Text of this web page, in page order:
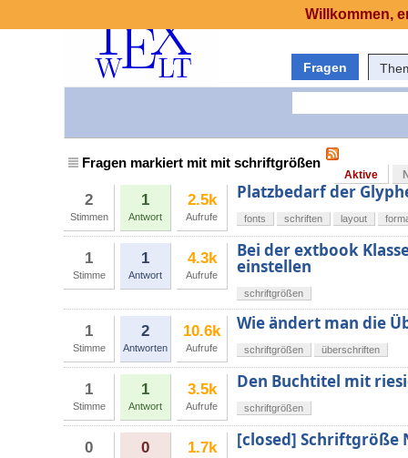
Fragen
Fragen markiert mit mit schriftgrößen
Aktive
2
Stimmen
1
Antwort
2.5k
Aufrufe
Platzbedarf der
fonts schriften layout
1
Stimme
1
Antwort
4.3k
Aufrufe
Bei der extbook
einstellen
schriftgrößen
1
Stimme
2
Antworten
10.6k
Aufrufe
Wie ändert man die
schriftgrößen überschriften
1
Stimme
1
Antwort
3.5k
Aufrufe
Den Buchtitel mit
schriftgrößen
0 0 1.7k [closed] Schriftgröße
Willkommen,